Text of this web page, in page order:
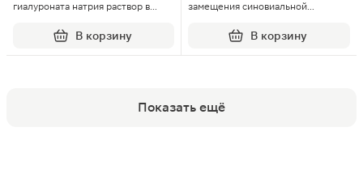
гиалуроната натрия раствор в
околосухожильного и
внутрисуставного введения
40мг/2мл
В корзину
замещения синовиальной
В корзину
Показать ещё